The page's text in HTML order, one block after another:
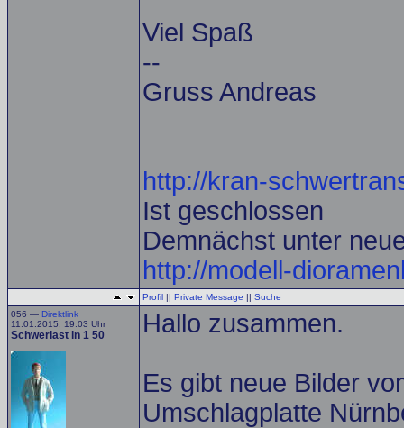
Viel Spaß
--
Gruss Andreas
http://kran-
Ist geschlossen
Demnächst unter
http://modell-
Profil || Private Message || Suche
056 — Direktlink
11.01.2015, 19:03 Uhr
Schwerlast in 1 50 Hallo zusammen.
Es gibt neue Bilder
Umschlagplatte